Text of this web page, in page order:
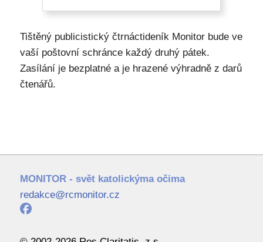
Tištěný publicistický čtrnáctideník Monitor bude ve
vaší poštovní schránce každý druhý pátek.
Zasílání je bezplatné a je hrazené výhradně z darů
čtenářů.
MONITOR - svět katolickýma očima
redakce@rcmonitor.cz